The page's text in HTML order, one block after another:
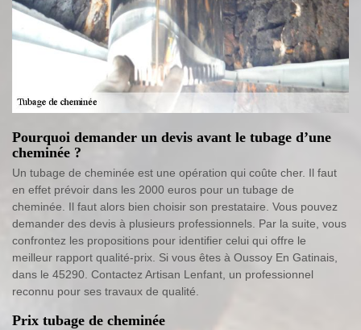
Pourquoi demander un devis avant le tubage d’une
cheminée ?
Un tubage de cheminée est une opération qui coûte cher. Il faut
en effet prévoir dans les 2000 euros pour un tubage de
cheminée. Il faut alors bien choisir son prestataire. Vous pouvez
demander des devis à plusieurs professionnels. Par la suite, vous
confrontez les propositions pour identifier celui qui offre le
meilleur rapport qualité-prix. Si vous êtes à Oussoy En Gatinais,
dans le 45290. Contactez Artisan Lenfant, un professionnel
reconnu pour ses travaux de qualité.
Prix tubage de cheminée